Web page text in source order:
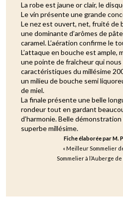
La robe est jaune or clair, le
Le vin présente une grande
Le nez est ouvert, net, fruité de
une dominante d’arômes de
caramel. L’aération confirme le
L’attaque en bouche est ample,
une pointe de fraîcheur qui nous
caractéristiques du millésime
un milieu de bouche semi
de miel.
La finale présente une belle
rondeur tout en gardant
d’harmonie. Belle démonstration
superbe millésime.
Fiche élaborée par M.
« Meilleur Sommelier
Sommelier à l’Auberge